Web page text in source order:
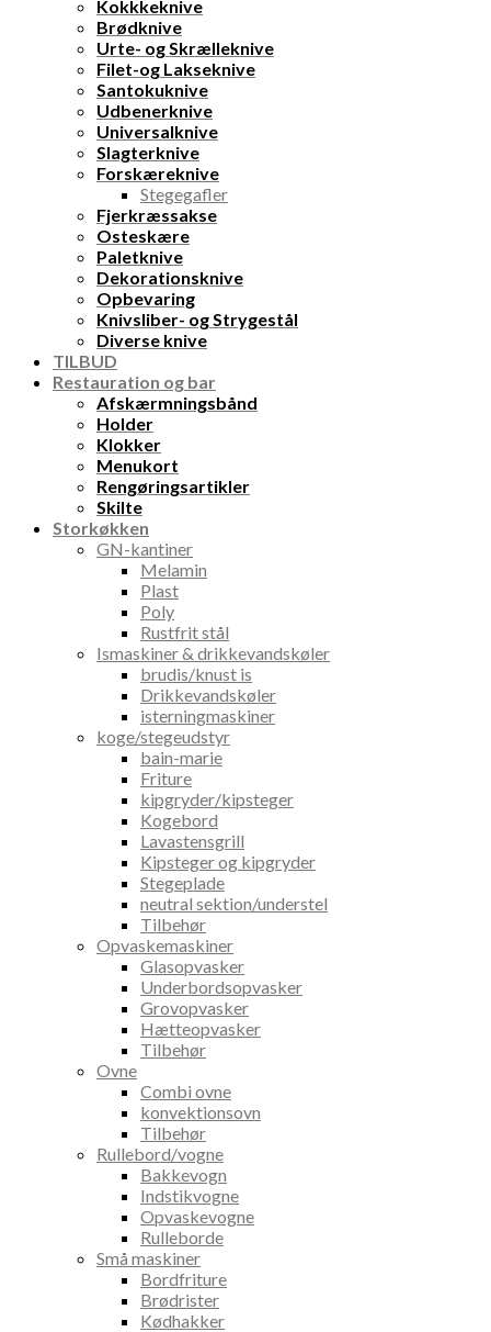
Kokkkeknive
Brødknive
Urte- og Skrælleknive
Filet-og Lakseknive
Santokuknive
Udbenerknive
Universalknive
Slagterknive
Forskæreknive
Stegegafler
Fjerkræssakse
Osteskære
Paletknive
Dekorationsknive
Opbevaring
Knivsliber- og Strygestål
Diverse knive
TILBUD
Restauration og bar
Afskærmningsbånd
Holder
Klokker
Menukort
Rengøringsartikler
Skilte
Storkøkken
GN-kantiner
Melamin
Plast
Poly
Rustfrit stål
Ismaskiner & drikkevandskøler
brudis/knust is
Drikkevandskøler
isterningmaskiner
koge/stegeudstyr
bain-marie
Friture
kipgryder/kipsteger
Kogebord
Lavastensgrill
Kipsteger og kipgryder
Stegeplade
neutral sektion/understel
Tilbehør
Opvaskemaskiner
Glasopvasker
Underbordsopvasker
Grovopvasker
Hætteopvasker
Tilbehør
Ovne
Combi ovne
konvektionsovn
Tilbehør
Rullebord/vogne
Bakkevogn
Indstikvogne
Opvaskevogne
Rulleborde
Små maskiner
Bordfriture
Brødrister
Kødhakker